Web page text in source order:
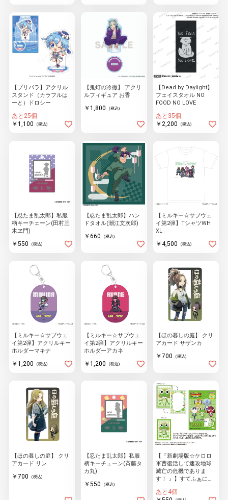
【プリパラ】アクリル
スタンド（カラフルは
ーと）ドロシー
あと25個
￥1,100
(税込)
【鬼灯の冷徹】 アクリ
ルフィギュア お香
￥1,800 (税込)
【Dead by Daylight】
フェイスタオル NO
FOOD NO LOVE
あと35個
￥2,200
(税込)
【忍たま乱太郎】私服
柄キーチェーン(田村三
木ヱ門)
￥550 (税込)
【忍たま乱太郎】ハン
ドタオル(潮江文次郎)
￥660 (税込)
【ミルキー☆サブウェ
イ第2弾】TシャツWH
XL
￥4,500 (税込)
【ミルキー☆サブウェ
イ第2弾】アクリルキー
ホルダーマキナ
￥1,200 (税込)
【ミルキー☆サブウェ
イ第2弾】アクリルキー
ホルダーアカネ
￥1,200 (税込)
【ほの暮しの庭】 クリ
アカード サザンカ
￥700 (税込)
【ほの暮しの庭】 クリ
アカード リン
￥700 (税込)
【忍たま乱太郎】私服
柄キーチェーン(斉藤タ
カ丸)
￥550 (税込)
【『新劇場版☆ケロロ
軍曹復活して速攻地球
滅亡の危機でありま
す！ 』】すてふぁにぃ
あと4個